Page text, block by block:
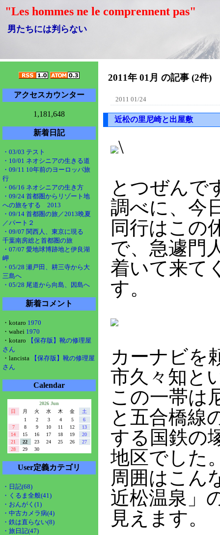
"Les hommes ne le comprennent pas"
男たちには判らない
アクセスカウンター
1,181,648
新着日記
・03/03 テスト
・10/01 ネオシニアの生きる道
・09/11 10年前のヨーロッパ旅
行
・06/16 ネオシニアの生き方
・09/24 首都圏からリゾート地
への旅をする 2013
・09/14 首都圏の旅／2013晩夏
／パート２
・09/07 関西人、東京に現る
千葉南房総と首都圏の旅
・07/07 愛地球博跡地と伊良湖
岬
・05/28 瀬戸田、耕三寺から大
三島へ
・05/28 尾道から向島、因島へ
新着コメント
・kotaro 1970
・wahei 1970
・kotaro
【保存版】靴の修理屋
さん
・lancista
【保存版】靴の修理屋
さん
Calendar
2026 Jun
日
月 火 水 木 金
土
1
2 3 4 5
6
7
8 9 10 11 12
13
14
15 16 17 18 19
20
21
22 23 24 25 26
27
28
29 30
User定義カテゴリ
・日記(68)
・くるま全般(41)
・おんがく(1)
・中古カメラ病(4)
・鉄は直らない(8)
・旅日記(47)
2011年 01月 の記事 (2件)
2011 01/24
近松の里尼崎と出屋敷
\
とつぜんで
調べに、今
同行はこの
で、急遽門
着いて来て
す。
カーナビを
市久々知と
この一帯は
と五合橋線
する国鉄の
地区でした
周囲はこん
近松温泉」
見えます。